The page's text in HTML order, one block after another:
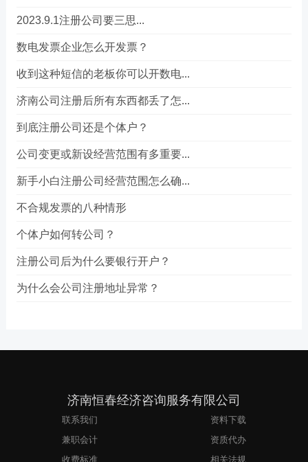
2023.9.1注册公司要三思...
数电发票企业怎么开发票？
收到这种短信的老板你可以开数电...
济南公司注册后所有东西都丢了怎...
到底注册公司还是个体户？
公司变更或新设经营范围有多重要...
新手小白注册公司经营范围怎么确...
不合规发票的八种情形
个体户如何转公司？
注册公司后为什么要银行开户？
为什么会公司注册地址异常？
济南恒春经济咨询服务有限公司
联系我们
资料下载
兼职会计
资质代办
收费标准
相关法规